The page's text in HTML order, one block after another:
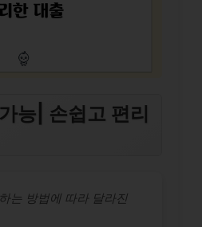
능| 손쉽고 편리
는 방법에 따라 달라진